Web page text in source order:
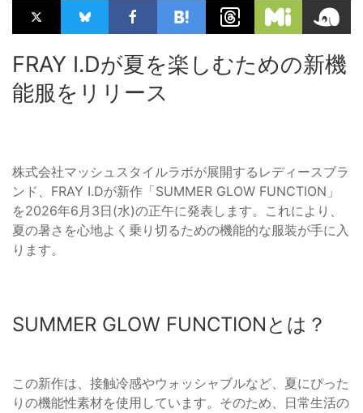
FRAY I.Dが夏を楽しむための新機
能服をリリース
株式会社マッシュスタイルラボが展開するレディースブラ
ンド、FRAY I.Dが新作「SUMMER GLOW FUNCTION」
を2026年6月3日(水)の正午に発表します。これにより、
夏の暑さを心地よく乗り切るための機能的な服装が手に入
ります。
SUMMER GLOW FUNCTIONとは？
この新作は、接触冷感やウォッシャブルなど、夏にぴった
りの機能性素材を使用しています。そのため、日常生活の